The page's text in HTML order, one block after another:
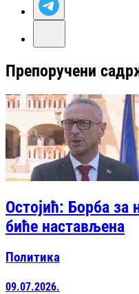
Препоручени
Остојић: Борба за
биће настављена
Политика
09.07.2026.